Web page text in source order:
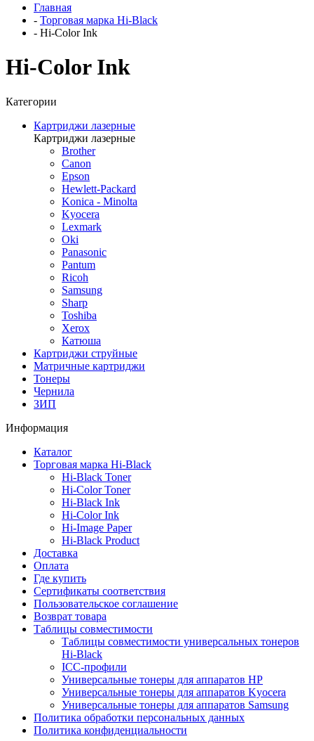
Главная
- Торговая марка Hi-Black
- Hi-Color Ink
Hi-Color Ink
Категории
Картриджи лазерные
Картриджи лазерные
Brother
Canon
Epson
Hewlett-Packard
Konica - Minolta
Kyocera
Lexmark
Oki
Panasonic
Pantum
Ricoh
Samsung
Sharp
Toshiba
Xerox
Катюша
Картриджи струйные
Матричные картриджи
Тонеры
Чернила
ЗИП
Информация
Каталог
Торговая марка Hi-Black
Hi-Black Toner
Hi-Color Toner
Hi-Black Ink
Hi-Color Ink
Hi-Image Paper
Hi-Black Product
Доставка
Оплата
Где купить
Сертификаты соответствия
Пользовательское соглашение
Возврат товара
Таблицы совместимости
Таблицы совместимости универсальных тонеров
Hi-Black
ICC-профили
Универсальные тонеры для аппаратов HP
Универсальные тонеры для аппаратов Kyocera
Универсальные тонеры для аппаратов Samsung
Политика обработки персональных данных
Политика конфиденциальности